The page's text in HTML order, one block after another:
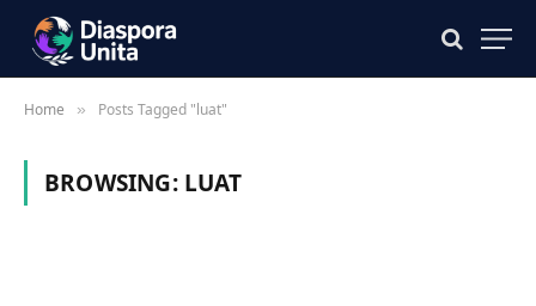
Home » Posts Tagged "luat"
BROWSING: LUAT